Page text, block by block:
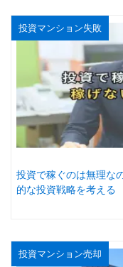
投資マンション失敗
投資で稼ぐのは無理な
的な投資戦略を考える
投資マンション売却